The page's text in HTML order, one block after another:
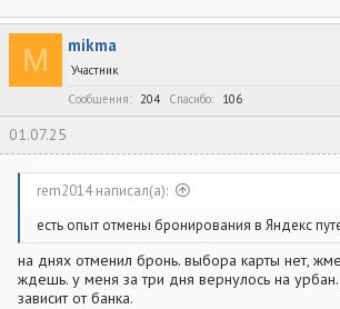
M mikma
Участник
Сообщения
204 Спасибо 106
01.07.25
rem2014 написал(а):
есть опыт отмены бронирования в Яндекс
на днях отменил бронь. выбора карты нет,
ждешь. у меня за три дня вернулось на
зависит от банка.